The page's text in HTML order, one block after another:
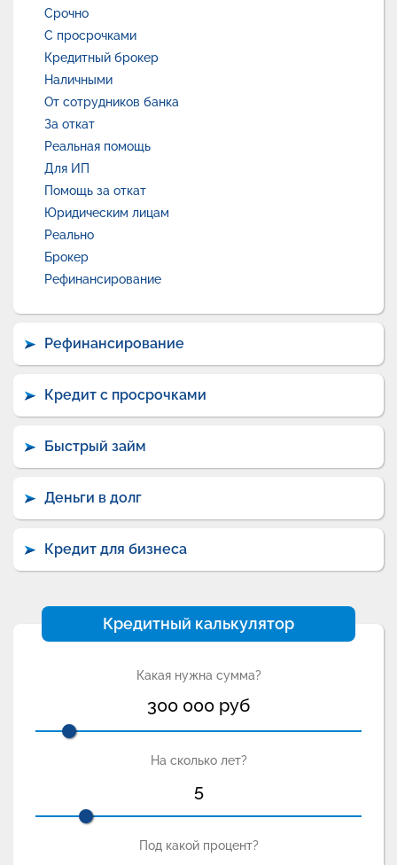
Срочно
С просрочками
Кредитный брокер
Наличными
От сотрудников банка
За откат
Реальная помощь
Для ИП
Помощь за откат
Юридическим лицам
Реально
Брокер
Рефинансирование
Рефинансирование
Кредит с просрочками
Быстрый займ
Деньги в долг
Кредит для бизнеса
Кредитный калькулятор
Какая нужна сумма?
300 000 руб
На сколько лет?
5
Под какой процент?